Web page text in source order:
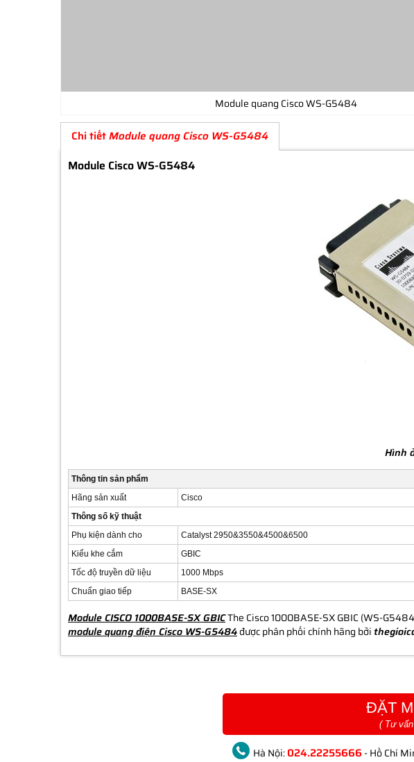
Module quang Cisco WS-G5484
Chi tiếtModule quang Cisco WS-G5484
Module Cisco WS-G5484
Hình
Thông tin sản phẩm
Hãng sản xuất
Cisco
Thông số kỹ thuật
Phụ kiện dành cho
Catalyst 2950&3550&4500&6500
Kiểu khe cắm
GBIC
Tốc độ truyền dữ liệu
1000 Mbps
Chuẩn giao tiếp
BASE-SX
Module CISCO 1000BASE-SX GBICThe Cisco 1000BASE-SX GBIC (WS-
module quang điện Cisco WS-G5484được phân phối chính hãng bởi
ĐẶT
( Tư
Hà Nội:024.22255666 - Hồ Chí